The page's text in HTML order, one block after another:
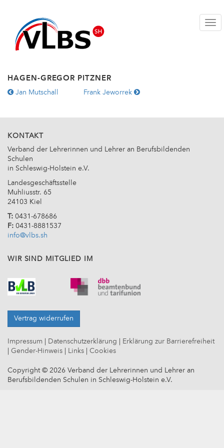
HAGEN-GREGOR PITZNER
WEITERE
Jan Mutschall Frank Jeworrek
KONTAKT
Verband der Lehrerinnen und Lehrer an Berufsbildenden
Schulen
in Schleswig-Holstein e.V.
Landesgeschäftsstelle
Muhliusstr. 65
24103 Kiel
T: 0431-678686
F: 0431-8881537
info@vlbs.sh
WIR SIND MITGLIED IM
Vertrag widerrufen
Impressum Datenschutzerklärung
Erklärung zur Barrierefreiheit
Gender-Hinweis Links Cookies
Copyright © 2026 Verband der Lehrerinnen und Lehrer an
Berufsbildenden Schulen in Schleswig-Holstein e.V.